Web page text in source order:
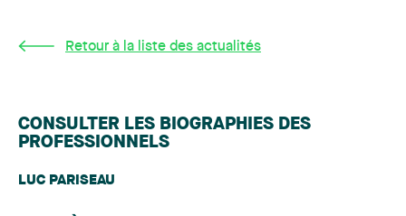
Retour à la liste des actualités
CONSULTER LES BIOGRAPHIES DES
PROFESSIONNELS
LUC PARISEAU